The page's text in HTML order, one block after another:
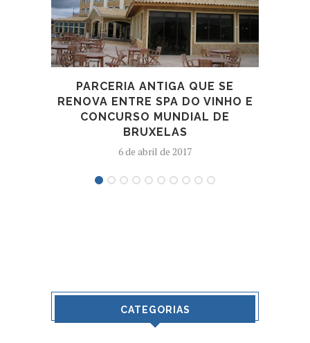
PARCERIA ANTIGA QUE SE
RENOVA ENTRE SPA DO VINHO E
CONCURSO MUNDIAL DE
BRUXELAS
6 de abril de 2017
CATEGORIAS